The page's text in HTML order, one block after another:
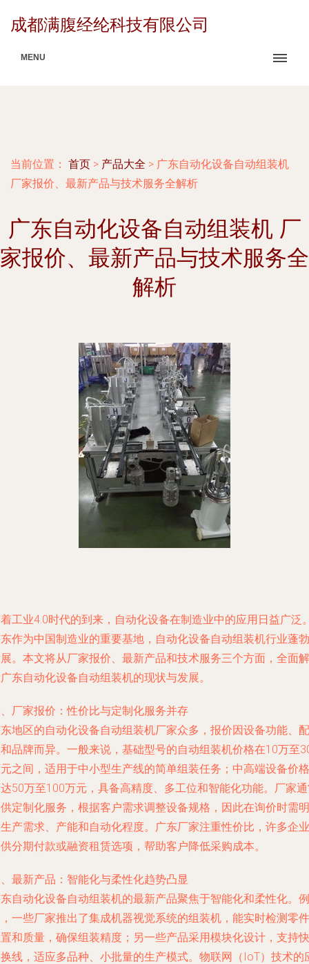
成都满腹经纶科技有限公司
MENU
当前位置： 首页 > 产品大全 > 广东自动化设备自动组装机
厂家报价、最新产品与技术服务全解析
广东自动化设备自动组装机 厂
家报价、最新产品与技术服务全
解析
工业4.0时代的到来，自动化设备在制造业中的应用日益广泛
作为中国制造业的重要基地，自动化设备自动组装机行业蓬勃
。本文将从厂家报价、最新产品和技术服务三个方面，全面解
东自动化设备自动组装机的现状与发展。
厂家报价：性价比与定制化服务并存
地区的自动化设备自动组装机厂家众多，报价因设备功能、配
品牌而异。一般来说，基础型号的自动组装机价格在10万至
之间，适用于中小型生产线的简单组装任务；中高端设备价格
50万至100万元，具备高精度、多工位和智能化功能。厂家
定制化服务，根据客户需求调整设备规格，因此在询价时需明
产需求、产能和自动化程度。广东厂家注重性价比，许多企业
分期付款或融资租赁选项，帮助客户降低采购成本。
最新产品：智能化与柔性化趋势凸显
自动化设备自动组装机的最新产品聚焦于智能化和柔性化。例
一些厂家推出了集成机器视觉系统的组装机，能实时检测零件
和质量，确保组装精度；另一些产品采用模块化设计，支持快
线，适应多品种、小批量的生产模式。物联网（IoT）技术的